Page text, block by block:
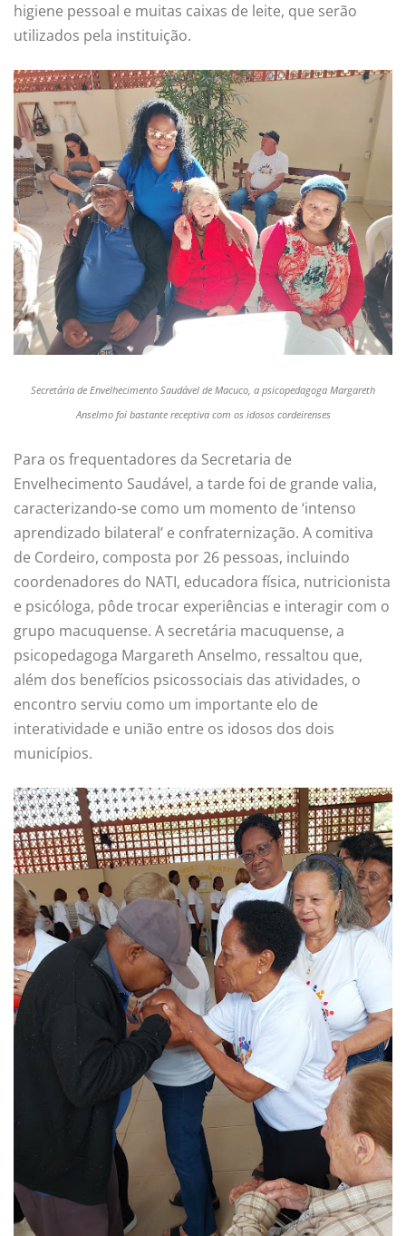
higiene pessoal e muitas caixas de leite, que serão
utilizados pela instituição.
Secretária de Envelhecimento Saudável de Macuco, a psicopedagoga Margareth
Anselmo foi bastante receptiva com os idosos cordeirenses
Para os frequentadores da Secretaria de
Envelhecimento Saudável, a tarde foi de grande valia,
caracterizando-se como um momento de ‘intenso
aprendizado bilateral’ e confraternização. A comitiva
de Cordeiro, composta por 26 pessoas, incluindo
coordenadores do NATI, educadora física, nutricionista
e psicóloga, pôde trocar experiências e interagir com o
grupo macuquense. A secretária macuquense, a
psicopedagoga Margareth Anselmo, ressaltou que,
além dos benefícios psicossociais das atividades, o
encontro serviu como um importante elo de
interatividade e união entre os idosos dos dois
municípios.